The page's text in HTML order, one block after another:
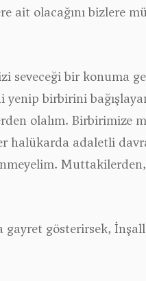
ait olacağını bizlere
seveceği bir konuma
birbirini
olalım.
adaletli
gösterirsek,